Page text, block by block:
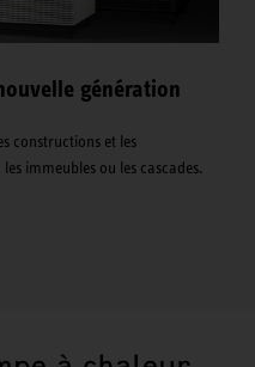
génération
constructions et les
immeubles ou les cascades.